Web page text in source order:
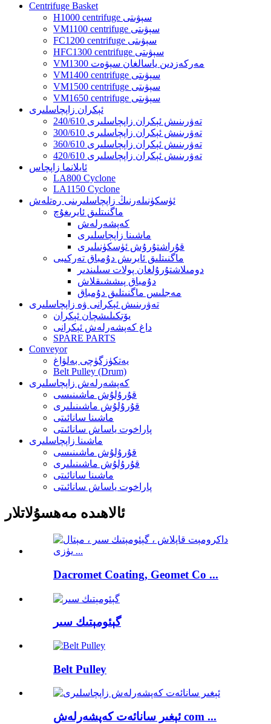
Centrifuge Basket
H1000 centrifuge سېۋىتى
VM1100 centrifuge سېۋىتى
FC1200 centrifuge سېۋىتى
HFC1300 centrifuge سېۋىتى
VM1300 مەركەزدىن ياسالغان سېۋەت
VM1400 centrifuge سېۋىتى
VM1500 centrifuge سېۋىتى
VM1650 centrifuge سېۋىتى
ئېكران زاپچاسلىرى
240/610 تەۋرىنىش ئېكران زاپچاسلىرى
300/610 تەۋرىنىش ئېكران زاپچاسلىرى
360/610 تەۋرىنىش ئېكران زاپچاسلىرى
420/610 تەۋرىنىش ئېكران زاپچاسلىرى
ئايلانما زاپچاس
LA800 Cyclone
LA1150 Cyclone
ئۈسكۈنىلەرنىڭ زاپچاسلىرىنى رەتلەش
ماگنىتلىق ئايرىغۇچ
كەپشەرلەش
ماشىنا زاپچاسلىرى
قۇراشتۇرۇش ئۈسكۈنىلىرى
ماگنىتلىق ئايرىش دۇمباق تەركىبى
دومىلاشتۇرۇلغان پولات سىلىندىر
دۇمباق پىششىقلاش
مەجلىس ماگنىتلىق دۇمباق
تەۋرىنىش ئېكرانى ۋە زاپچاسلىرى
يۆتكىلىشچان ئېكران
داغ كەپشەرلەش ئېكرانى
SPARE PARTS
Conveyor
يەتكۈزگۈچى بەلۋاغ
Belt Pulley (Drum)
كەپشەرلەش زاپچاسلىرى
قۇرۇلۇش ماشىنىسى
قۇرۇلۇش ماشىنىلىرى
ماشىنا سانائىتى
پاراخوت ياساش سانائىتى
ماشىنا زاپچاسلىرى
قۇرۇلۇش ماشىنىسى
قۇرۇلۇش ماشىنىلىرى
ماشىنا سانائىتى
پاراخوت ياساش سانائىتى
ئالاھىدە مەھسۇلاتلار
Dacromet Coating, Geomet Co ...
گېئومېتىك سىر
Belt Pulley
ئېغىر سانائەت كەپشەرلەش com ...